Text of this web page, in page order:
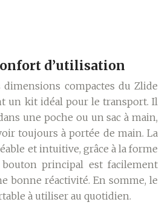
d’utilisation
compactes du Zlide
un kit idéal pour le transport. Il
une poche ou un sac à main,
toujours à portée de main. La
et intuitive, grâce à la forme
principal est facilement
bonne réactivité. En somme, le
à utiliser au quotidien.